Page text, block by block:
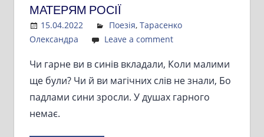
МАТЕРЯМ РОСІЇ
15.04.2022 Admin
Поезія, Тарасенко
Олександра
Leave a comment
Чи гарне ви в синів вкладали, Коли малими
ще були? Чи й ви магічних слів не знали, Бо
падлами сини зросли. У душах гарного
немає.